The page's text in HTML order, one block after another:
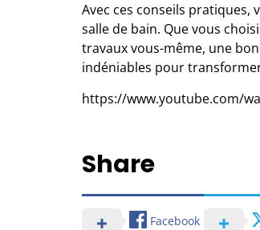
Avec ces conseils
salle de bain. Que vous
travaux vous-même, une
indéniables pour
https://www.youtube.com/
Share
Facebook